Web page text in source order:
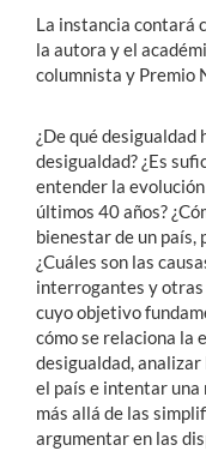
La instancia contará
la autora y el
columnista y Premio
¿De qué desigualdad
desigualdad? ¿Es
entender la
últimos 40 años?
bienestar de un país,
¿Cuáles son las
interrogantes y
cuyo objetivo
cómo se relaciona la
desigualdad, analizar
el país e intentar
más allá de las
argumentar en las